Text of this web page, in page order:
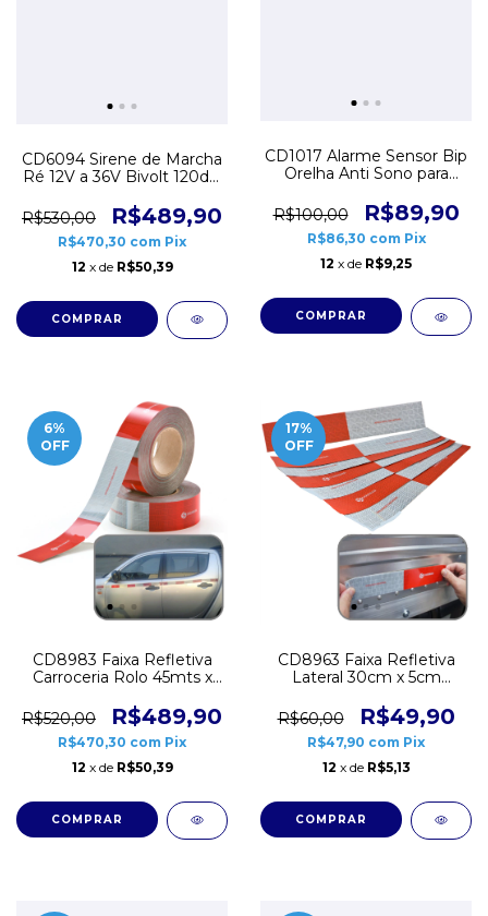
CD6094 Sirene de Marcha
Ré 12V a 36V Bivolt 120dB
Trator
R$530,00 R$489,90
R$470,30 com Pix
12 x de R$50,39
CD1017 Alarme Sensor Bip
Orelha Anti Sono para
R$100,00
R$89,90
R$86,30 com Pix
12 x de R$9,25
6%
OFF
CD8983 Faixa Refletiva
Carroceria Rolo 45mts x
R$520,00
R$489,90
R$470,30 com Pix
12 x de R$50,39
17%
OFF
CD8963 Faixa Refletiva
Lateral 30cm x 5cm
R$60,00
R$49,90
R$47,90 com Pix
12 x de R$5,13